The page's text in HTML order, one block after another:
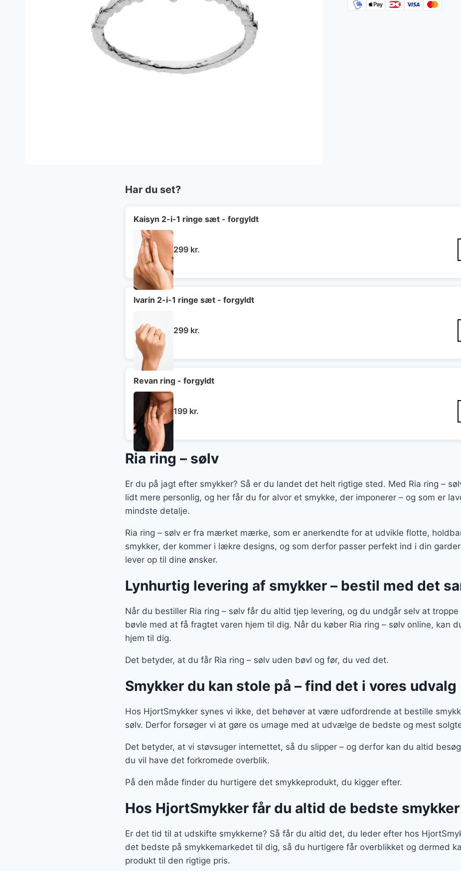
Har du set?
Kaisyn 2-i-1 ringe sæt - forgyldt
299 kr.
Ivarin 2-i-1 ringe sæt - forgyldt
299 kr.
Revan ring - forgyldt
199 kr.
Ria ring – sølv
Er du på jagt efter smykker? Så er du landet det helt rigtige sted. Med Ria ring –
lidt mere personlig, og her får du for alvor et smykke, der imponerer – og som er
mindste detalje.
Ria ring – sølv er fra mærket mærke, som er anerkendte for at udvikle flotte,
smykker, der kommer i lækre designs, og som derfor passer perfekt ind i din
lever op til dine ønsker.
Lynhurtig levering af smykker – bestil med det
Når du bestiller Ria ring – sølv får du altid tjep levering, og du undgår selv at
bøvle med at få fragtet varen hjem til dig. Når du køber Ria ring – sølv online, kan
hjem til dig.
Det betyder, at du får Ria ring – sølv uden bøvl og før, du ved det.
Smykker du kan stole på – find det i vores udvalg
Hos HjortSmykker synes vi ikke, det behøver at være udfordrende at bestille
sølv. Derfor forsøger vi at gøre os umage med at udvælge de bedste og mest
Det betyder, at vi støvsuger internettet, så du slipper – og derfor kan du altid
du vil have det forkromede overblik.
På den måde finder du hurtigere det smykkeprodukt, du kigger efter.
Hos HjortSmykker får du altid de bedste smykker
Er det tid til at udskifte smykkerne? Så får du altid det, du leder efter hos
det bedste på smykkemarkedet til dig, så du hurtigere får overblikket og dermed
produkt til den rigtige pris.